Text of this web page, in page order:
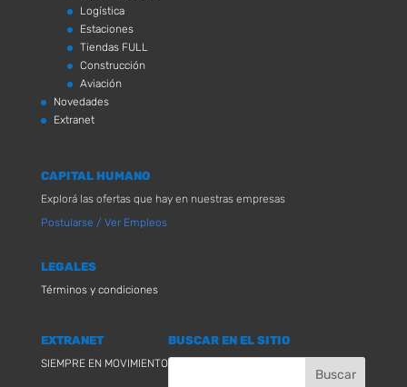
Logística
Estaciones
Tiendas FULL
Construcción
Aviación
Novedades
Extranet
CAPITAL HUMANO
Explorá las ofertas que hay en nuestras empresas
Postularse / Ver Empleos
LEGALES
Términos y condiciones
EXTRANET
SIEMPRE EN MOVIMIENTO
BUSCAR EN EL SITIO